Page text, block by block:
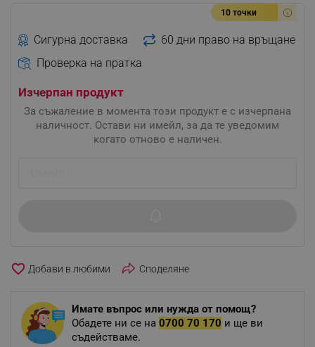
10 точки
Сигурна доставка
60 дни право на връщане
Проверка на пратка
Изчерпан продукт
За съжаление в момента този продукт е с изчерпана
наличност. Остави ни имейл, за да те уведомим
когато отново е наличен.
favorite_border Споделяне
Имате въпрос или нужда от помощ?
Обадете ни се на 0700 70 170 и ще ви
съдействаме.